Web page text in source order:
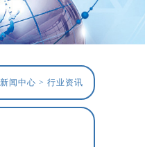
新闻中心 > 行业资讯